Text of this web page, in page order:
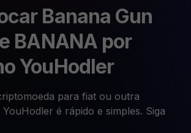
Banana Gun
BANANA por
YouHodler
para fiat ou outra
é rápido e simples. Siga